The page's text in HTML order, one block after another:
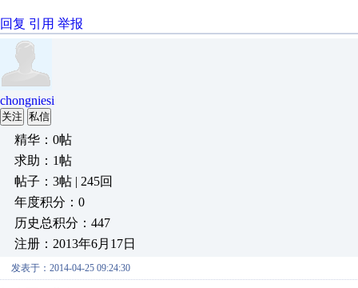
回复 引用 举报
chongniesi
关注 私信
精华：0帖
求助：1帖
帖子：3帖 | 245回
年度积分：0
历史总积分：447
注册：2013年6月17日
发表于：2014-04-25 09:24:30